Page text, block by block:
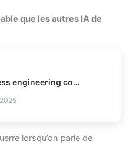
que les autres IA de
Agent harness engineering comment fiabiliser vos agents IA ?
lorsqu’on parle de